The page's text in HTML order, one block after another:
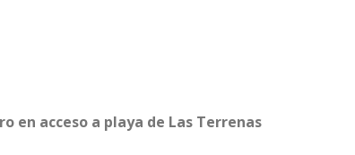
en acceso a playa de Las Terrenas